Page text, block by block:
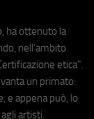
ha ottenuto la
nell'ambito
etica".
un primato:
e appena può, lo
artisti.